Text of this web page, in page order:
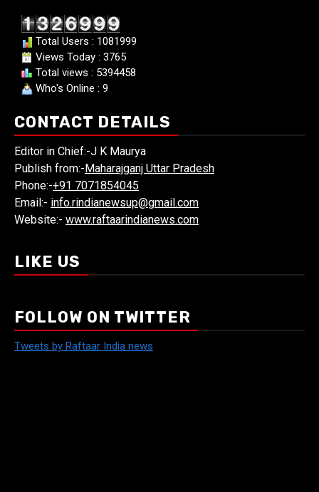
Total Users : 1081999
Views Today : 3765
Total views : 5394458
Who's Online : 9
CONTACT DETAILS
Editor in Chief:-J K Maurya
Publish from:-Maharajganj Uttar Pradesh
Phone:-+91 7071854045
Email:- info.rindianewsup@gmail.com
Website:- www.raftaarindianews.com
LIKE US
FOLLOW ON TWITTER
Tweets by Raftaar India news